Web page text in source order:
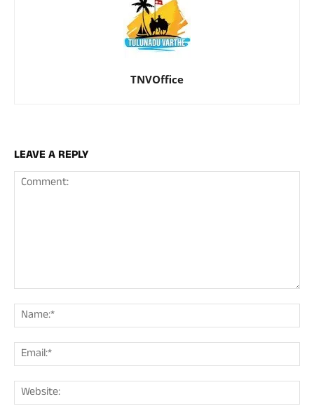
TNVOffice
LEAVE A REPLY